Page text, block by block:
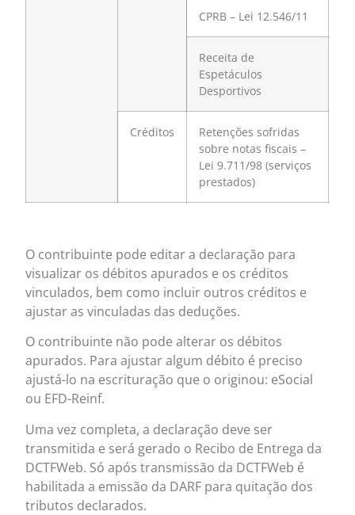
CPRB – Lei 12.546/11
Receita de
Espetáculos
Desportivos
Créditos
Retenções sofridas
sobre notas fiscais –
Lei 9.711/98 (serviços
prestados)
O contribuinte pode editar a declaração para
visualizar os débitos apurados e os créditos
vinculados, bem como incluir outros créditos e
ajustar as vinculadas das deduções.
O contribuinte não pode alterar os débitos
apurados. Para ajustar algum débito é preciso
ajustá-lo na escrituração que o originou: eSocial
ou EFD-Reinf.
Uma vez completa, a declaração deve ser
transmitida e será gerado o Recibo de Entrega da
DCTFWeb. Só após transmissão da DCTFWeb é
habilitada a emissão da DARF para quitação dos
tributos declarados.